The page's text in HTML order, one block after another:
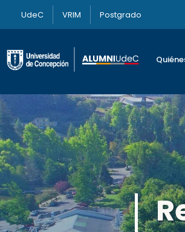
UdeC VRIM Postgrado